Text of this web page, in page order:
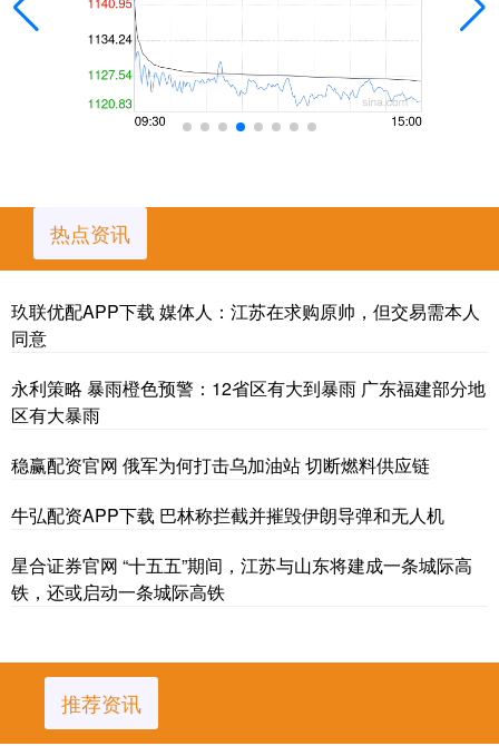
热点资讯
玖联优配APP下载 媒体人：江苏在求购原帅，但交易需本人
同意
永利策略 暴雨橙色预警：12省区有大到暴雨 广东福建部分地
区有大暴雨
稳赢配资官网 俄军为何打击乌加油站 切断燃料供应链
牛弘配资APP下载 巴林称拦截并摧毁伊朗导弹和无人机
星合证券官网 “十五五”期间，江苏与山东将建成一条城际高
铁，还或启动一条城际高铁
推荐资讯